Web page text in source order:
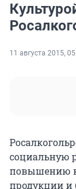
11 августа 2015,
социальную
повышению
продукции и